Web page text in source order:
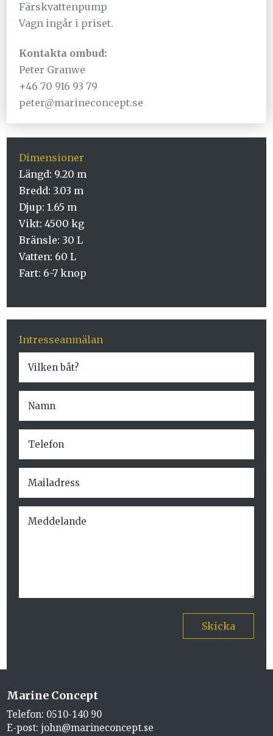
Färskvattenpump
Vagn ingår i priset.
Kontakta ombud:
Peter Granwe
+46 70 916 93 79
peter@marineconcept.se
Dimensioner
Längd: 9.20 m
Bredd: 3.03 m
Djup: 1.65 m
Vikt: 4500 kg
Bränsle: 30 L
Vatten: 60 L
Fart: 6-7 knop
Intresseanmälan
Skicka
Marine Concept
Telefon: 0510-140 90
E-post:john@marineconcept.se